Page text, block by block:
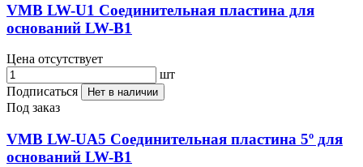
VMB LW-U1 Соединительная пластина для
оснований LW-B1
Цена отсутствует
шт
Подписаться
Нет в наличии
Под заказ
VMB LW-UA5 Соединительная пластина 5º для
оснований LW-B1